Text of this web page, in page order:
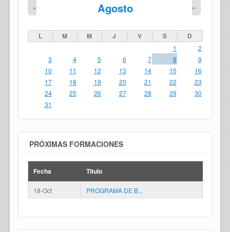
Agosto
« »
L M M J V S D
1
2
3
4 5 6 7 8
9
10
11 12 13 14 15
16
17
18 19 20 21 22
23
24
25 26 27 28 29
30
31
PRÓXIMAS FORMACIONES
Fecha Titulo
18-Oct PROGRAMA DE B...